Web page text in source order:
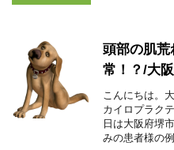
頭部の肌荒
常！？/大
こんにちは。
カイロプラク
日は大阪府堺
みの患者様の